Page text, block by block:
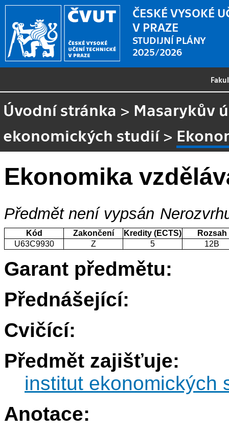
ČESKÉ VYSOKÉ
V PRAZE
STUDIJNÍ PLÁNY
2025/2026
Úvodní stránka > Masarykův
ekonomických studií>
Ekonomika
Předmět není vypsán
Kód Zakončení Kredity (ECTS)
Rozsah
U63C9930
Z 5 12B
Garant předmětu:
Přednášející:
Cvičící:
Předmět zajišťuje:
institut ekonomických
Anotace: